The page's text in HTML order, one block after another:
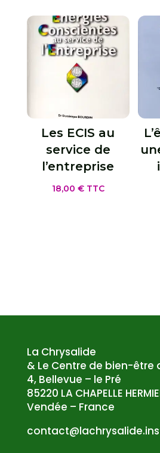
Les ECIS au
service de
l’entreprise
18,00 € TTC
La Chrysalide
& Le Centre de bien-être
4, Bellevue – le Pré
85220 LA CHAPELLE
Vendée – France
edila
syrhc
al@tc
atnoc